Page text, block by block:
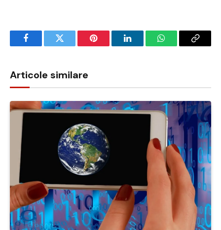
FacebookTwitter Pinterest LinkedInWhatsAppCopy
Articole similare